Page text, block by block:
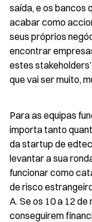
saída, e os bancos
acabar como
seus próprios
encontrar
estes
que vai ser muito,
Para as equipas
importa tanto
da startup de
levantar a sua
funcionar como
de risco
A. Se os 10 a 12
conseguirem